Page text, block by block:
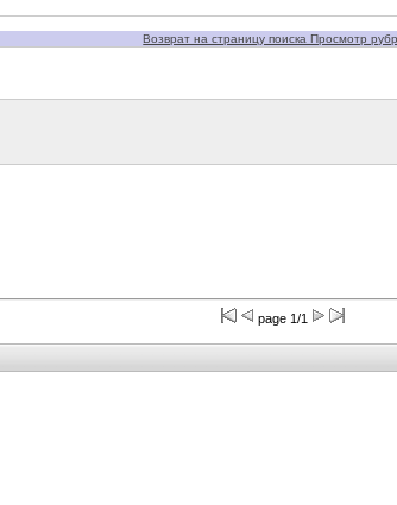
Возврат на страницу поиска Просмотр
page 1/1